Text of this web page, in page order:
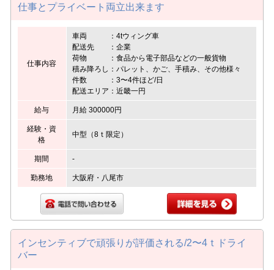
仕事とプライベート両立出来ます
仕事内容
車両 ：4tウィング車
配送先 ：企業
荷物 ：食品から電子部品などの一般貨物
積み降ろし：パレット、かご、手積み、その他様々
件数 ：3〜4件ほど/日
配送エリア：近畿一円
給与 月給 300000円
経験・資
格
中型（8ｔ限定）
期間 -
勤務地 大阪府・八尾市
インセンティブで頑張りが評価される/2〜4ｔドライ
バー